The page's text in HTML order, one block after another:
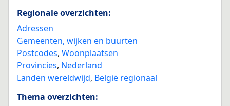
Regionale overzichten:
Adressen
Gemeenten, wijken en buurten
Postcodes, Woonplaatsen
Provincies, Nederland
Landen wereldwijd, België regionaal
Thema overzichten: